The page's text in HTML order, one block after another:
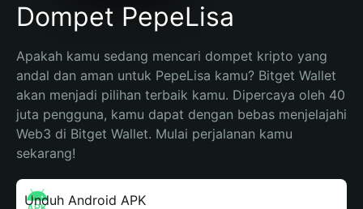
Dompet PepeLisa
Apakah kamu sedang mencari dompet kripto yang
andal dan aman untuk PepeLisa kamu? Bitget Wallet
akan menjadi pilihan terbaik kamu. Dipercaya oleh 40
juta pengguna, kamu dapat dengan bebas menjelajahi
Web3 di Bitget Wallet. Mulai perjalanan kamu
sekarang!
Unduh Android APK